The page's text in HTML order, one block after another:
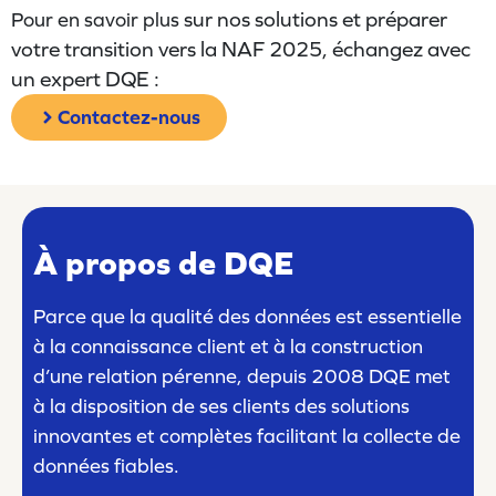
Pour en savoir plussur nos solutions et préparer
votre transition vers la NAF 2025, échangez avec
un expert DQE :
Contactez-nous
À propos de DQE
Parce que la qualité des données est essentielle
à la connaissance client et à la construction
d’une relation pérenne, depuis 2008 DQE met
à la disposition de ses clients des solutions
innovantes et complètes facilitant la collecte de
données fiables.